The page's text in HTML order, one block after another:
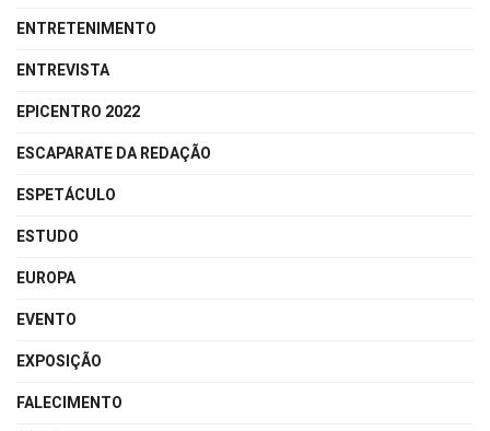
ENTRETENIMENTO
ENTREVISTA
EPICENTRO 2022
ESCAPARATE DA REDAÇÃO
ESPETÁCULO
ESTUDO
EUROPA
EVENTO
EXPOSIÇÃO
FALECIMENTO